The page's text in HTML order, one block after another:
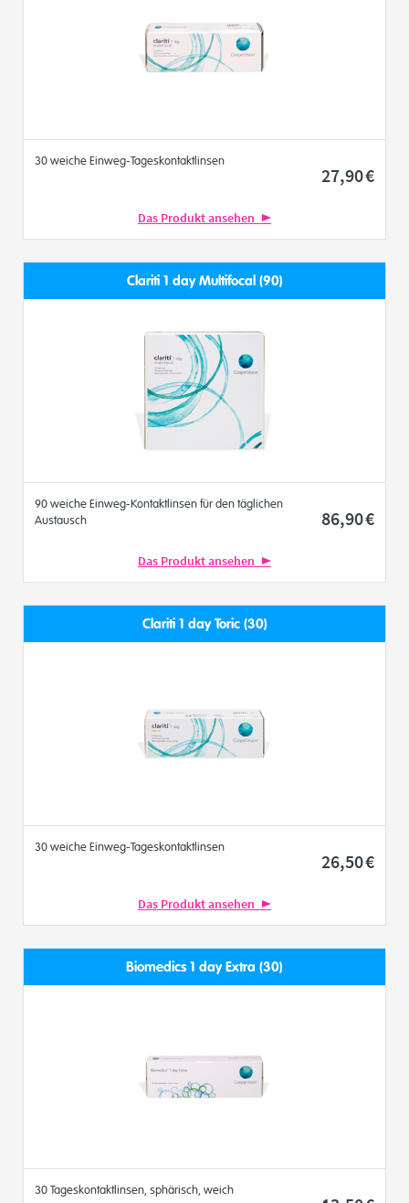
30 weiche Einweg-Tageskontaktlinsen
27,90€
Das Produkt ansehen
Clariti 1 day Multifocal (90)
90 weiche Einweg-Kontaktlinsen für den täglichen
Austausch
86,90€
Das Produkt ansehen
Clariti 1 day Toric (30)
30 weiche Einweg-Tageskontaktlinsen
26,50€
Das Produkt ansehen
Biomedics 1 day Extra (30)
30 Tageskontaktlinsen, sphärisch, weich